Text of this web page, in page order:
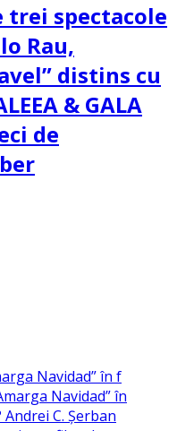
trei spectacole
Rau,
distins cu
& GALA
de
Navidad” în f